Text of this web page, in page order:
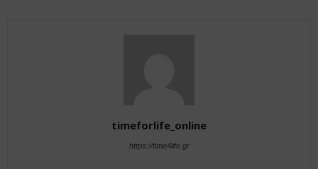
timeforlife_online
https://time4life.gr